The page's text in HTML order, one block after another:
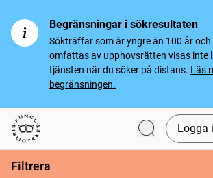
Begränsningar i sökresultaten
Sökträffar som är yngre än 100 år och
omfattas av upphovsrätten visas inte
tjänsten när du söker på distans. Läs
begränsningen.
Svenska tidningar
Logga
Filtrera